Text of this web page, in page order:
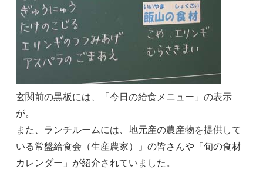
玄関前の黒板には、「今日の給食メニュー」の表示
が。
また、ランチルームには、地元産の農産物を提供して
いる常盤給食会（生産農家）」の皆さんや「旬の食材
カレンダー」が紹介されていました。